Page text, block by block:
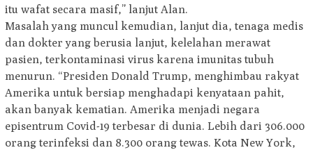
itu wafat secara masif,” lanjut Alan.
Masalah yang muncul kemudian, lanjut dia, tenaga medis
dan dokter yang berusia lanjut, kelelahan merawat
pasien, terkontaminasi virus karena imunitas tubuh
menurun. “Presiden Donald Trump, menghimbau rakyat
Amerika untuk bersiap menghadapi kenyataan pahit,
akan banyak kematian. Amerika menjadi negara
episentrum Covid-19 terbesar di dunia. Lebih dari 306.000
orang terinfeksi dan 8.300 orang tewas. Kota New York,